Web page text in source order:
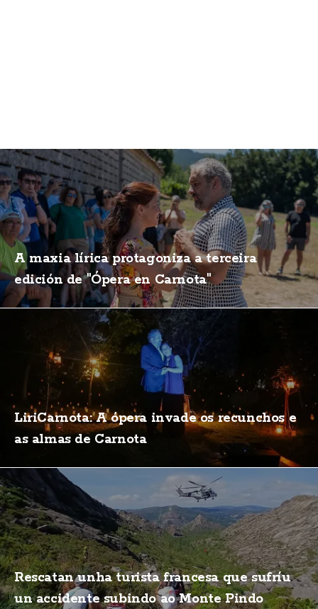
A maxia lírica protagoniza a terceira
edición de "Ópera en Carnota"
LiriCarnota: A ópera invade os recunchos e
as almas de Carnota
Rescatan unha turista francesa que sufríu
un accidente subindo ao Monte Pindo